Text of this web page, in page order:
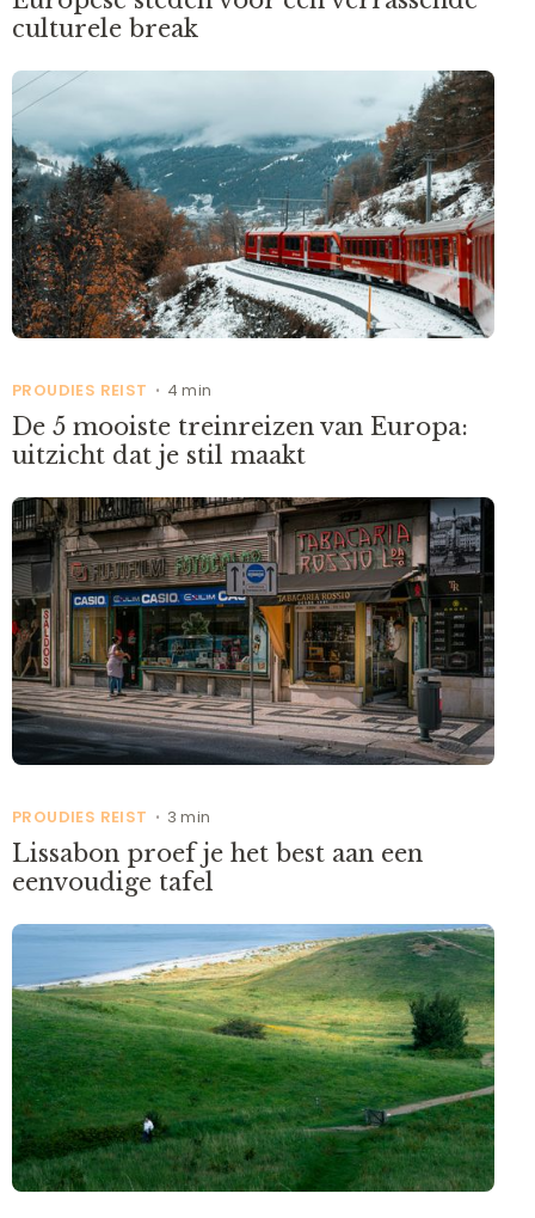
culturele break
PROUDIES REIST • 4 min
De 5 mooiste treinreizen van Europa:
uitzicht dat je stil maakt
PROUDIES REIST • 3 min
Lissabon proef je het best aan een
eenvoudige tafel